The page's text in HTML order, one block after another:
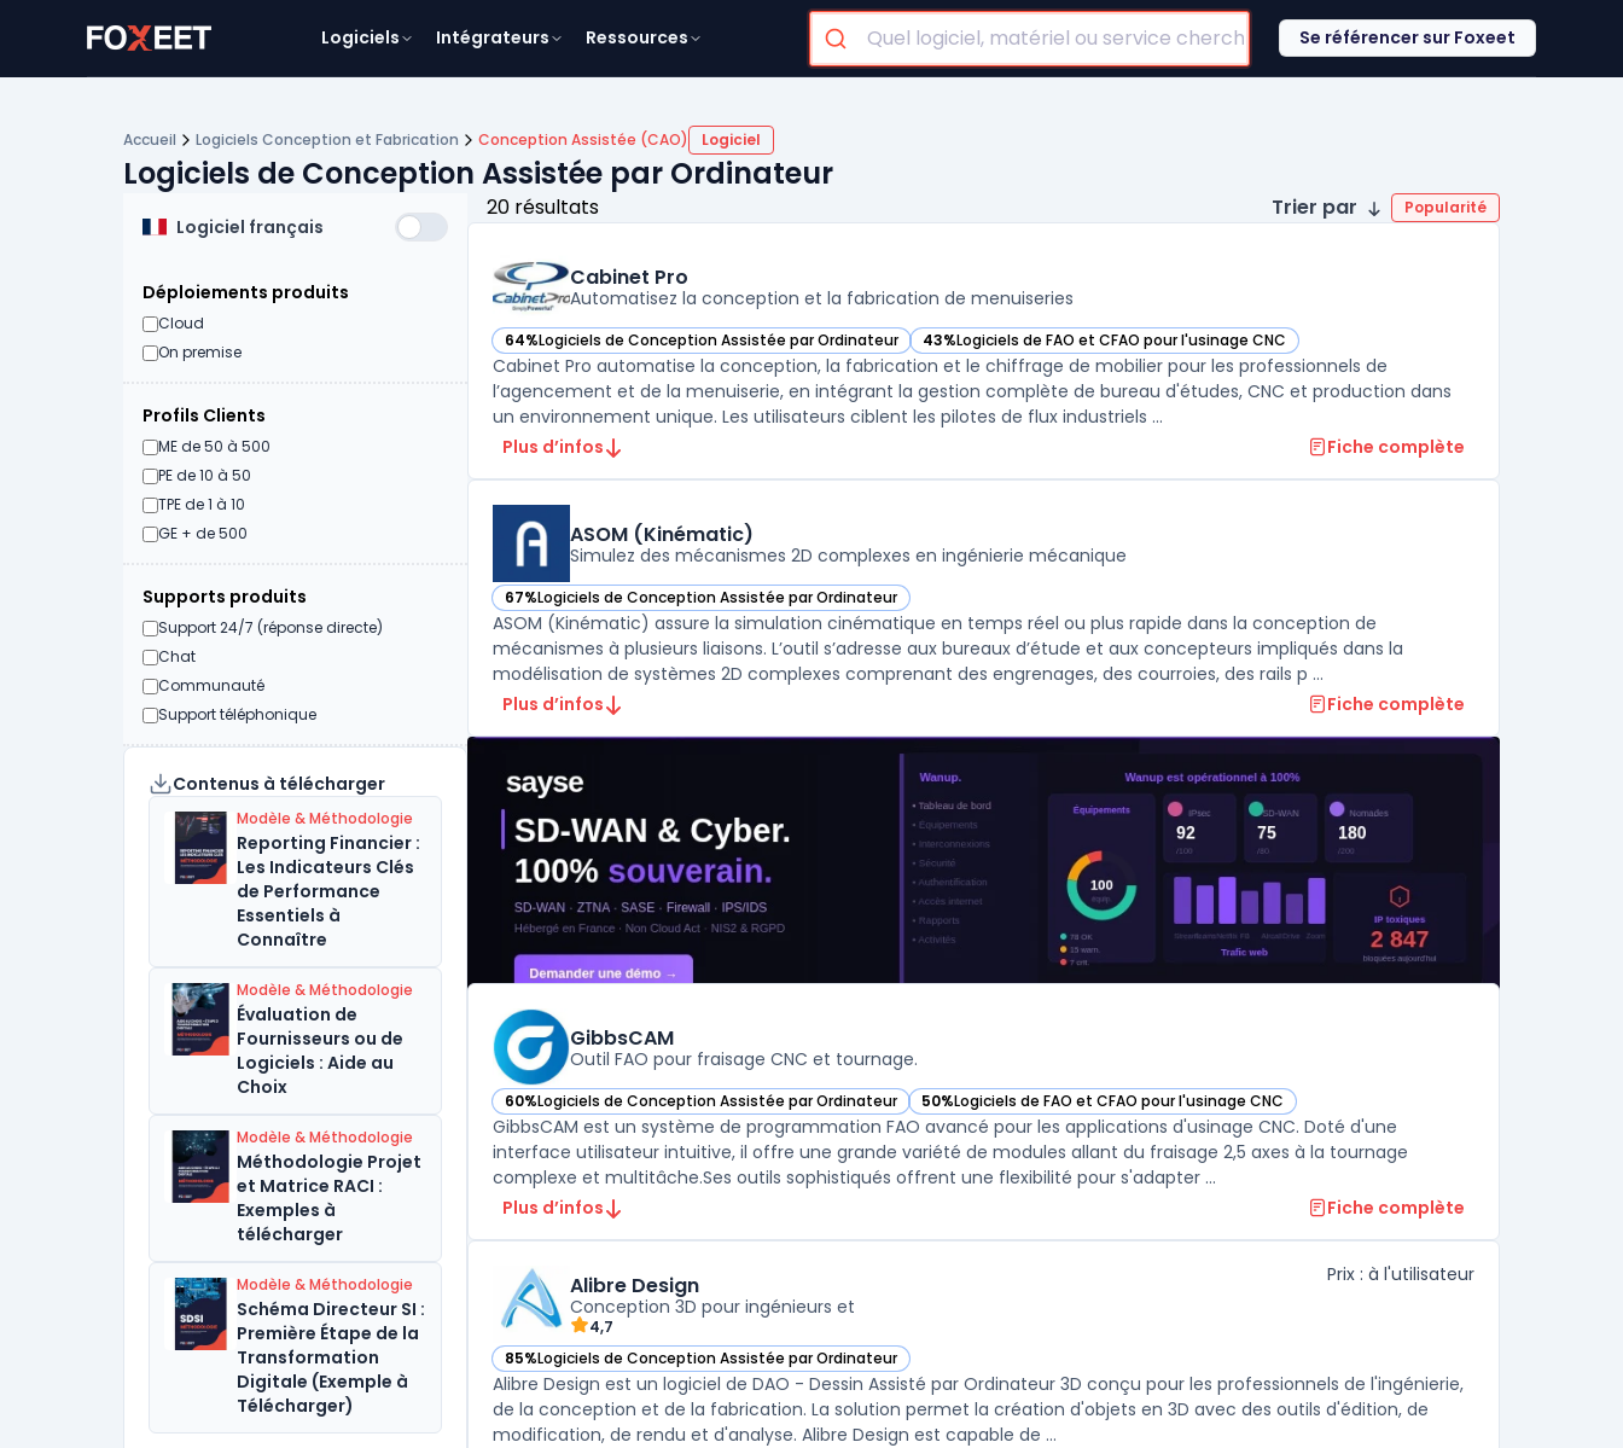
Logiciels Intégrateurs Ressources Se référencer sur Foxeet
Accueil Logiciels Conception et Fabrication Conception Assistée (CAO) Logiciel
Logiciels de Conception Assistée par Ordinateur
Logiciel français
Déploiements produits
Cloud
On premise
Profils Clients
ME de 50 à 500
PE de 10 à 50
TPE de 1 à 10
GE + de 500
Supports produits
Support 24/7 (réponse directe)
Chat
Communauté
Support téléphonique
Contenus à télécharger
Modèle & Méthodologie
Reporting Financier :
Les Indicateurs Clés
de Performance
Essentiels à
Connaître
Modèle & Méthodologie
Évaluation de
Fournisseurs ou de
Logiciels : Aide au
Choix
Modèle & Méthodologie
Méthodologie Projet
et Matrice RACI :
Exemples à
télécharger
Modèle & Méthodologie
Schéma Directeur SI :
Première Étape de la
Transformation
Digitale (Exemple à
Télécharger)
20 résultats Trier par Popularité
Cabinet Pro
Automatisez la conception et la fabrication de menuiseries
64%Logiciels de Conception Assistée par Ordinateur
— voir Cabinet Pro dans cette catégorie 43%Logiciels de FAO et CFAO pour l'usinage CNC
— voir Cabinet Pro dans cette catégorie
Cabinet Pro automatise la conception, la fabrication et le chiffrage de mobilier pour les professionnels de
l’agencement et de la menuiserie, en intégrant la gestion complète de bureau d'études, CNC et production dans
un environnement unique. Les utilisateurs ciblent les pilotes de flux industriels ...
Plus d’infos
Fiche complète
ASOM (Kinématic)
Simulez des mécanismes 2D complexes en ingénierie mécanique
67%Logiciels de Conception Assistée par Ordinateur
— voir ASOM (Kinématic) dans cette catégorie
ASOM (Kinématic) assure la simulation cinématique en temps réel ou plus rapide dans la conception de
mécanismes à plusieurs liaisons. L’outil s’adresse aux bureaux d’étude et aux concepteurs impliqués dans la
modélisation de systèmes 2D complexes comprenant des engrenages, des courroies, des rails p ...
Plus d’infos
Fiche complète
GibbsCAM
Outil FAO pour fraisage CNC et tournage.
60%Logiciels de Conception Assistée par Ordinateur
— voir GibbsCAM dans cette catégorie 50%Logiciels de FAO et CFAO pour l'usinage CNC
— voir GibbsCAM dans cette catégorie
GibbsCAM est un système de programmation FAO avancé pour les applications d'usinage CNC. Doté d'une
interface utilisateur intuitive, il offre une grande variété de modules allant du fraisage 2,5 axes à la tournage
complexe et multitâche.Ses outils sophistiqués offrent une flexibilité pour s'adapter ...
Plus d’infos
Fiche complète
Alibre Design
Conception 3D pour ingénieurs et
4,7
Prix : à l'utilisateur
85%Logiciels de Conception Assistée par Ordinateur
— voir Alibre Design dans cette catégorie
Alibre Design est un logiciel de DAO - Dessin Assisté par Ordinateur 3D conçu pour les professionnels de l'ingénierie,
de la conception et de la fabrication. La solution permet la création d'objets en 3D avec des outils d'édition, de
modification, de rendu et d'analyse. Alibre Design est capable de ...